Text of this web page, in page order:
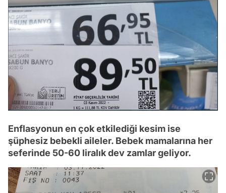
Enflasyonun en çok etkilediği kesim ise
şüphesiz bebekli aileler. Bebek mamalarına her
seferinde 50-60 liralık dev zamlar geliyor.